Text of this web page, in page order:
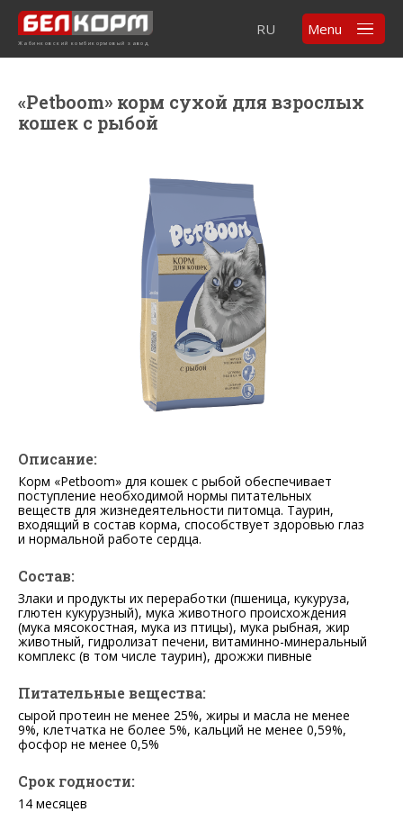
Жабинковский комбикормовый завод
RU Menu
«Petboom» корм сухой для взрослых
кошек с рыбой
Описание:
Корм «Petboom» для кошек с рыбой обеспечивает
поступление необходимой нормы питательных
веществ для жизнедеятельности питомца. Таурин,
входящий в состав корма, способствует здоровью глаз
и нормальной работе сердца.
Состав:
Злаки и продукты их переработки (пшеница, кукуруза,
глютен кукурузный), мука животного происхождения
(мука мясокостная, мука из птицы), мука рыбная, жир
животный, гидролизат печени, витаминно-минеральный
комплекс (в том числе таурин), дрожжи пивные
Питательные вещества:
сырой протеин не менее 25%, жиры и масла не менее
9%, клетчатка не более 5%, кальций не менее 0,59%,
фосфор не менее 0,5%
Срок годности:
14 месяцев